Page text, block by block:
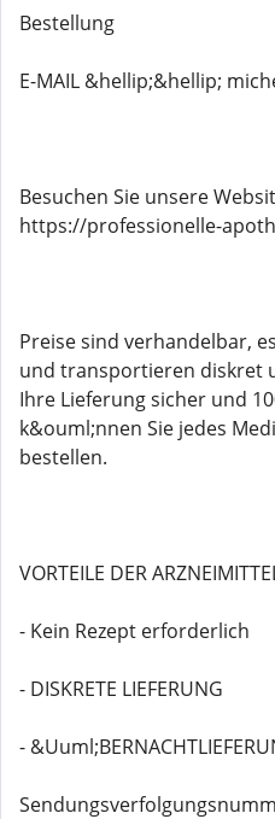
Bestellung
E-MAIL &hellip;&hellip;
Besuchen Sie unsere
https://professionelle-
Preise sind verhandelbar,
und transportieren diskret
Ihre Lieferung sicher und
k&ouml;nnen Sie jedes
bestellen.
VORTEILE DER
- Kein Rezept erforderlich
- DISKRETE LIEFERUNG
-